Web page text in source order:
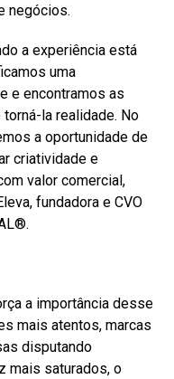
negócios.
a experiência está
uma
e encontramos as
la realidade. No
a oportunidade de
criatividade e
valor comercial,
fundadora e CVO
a importância desse
mais atentos, marcas
disputando
mais saturados, o